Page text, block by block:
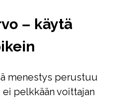
– käytä
menestys perustuu
pelkkään voittajan